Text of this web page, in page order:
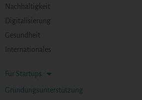
Nachhaltigkeit
Digitalisierung
Gesundheit
Internationales
Für Startups
Gründungsunterstützung